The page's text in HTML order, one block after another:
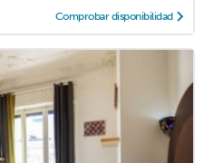
Comprobar disponibilidad